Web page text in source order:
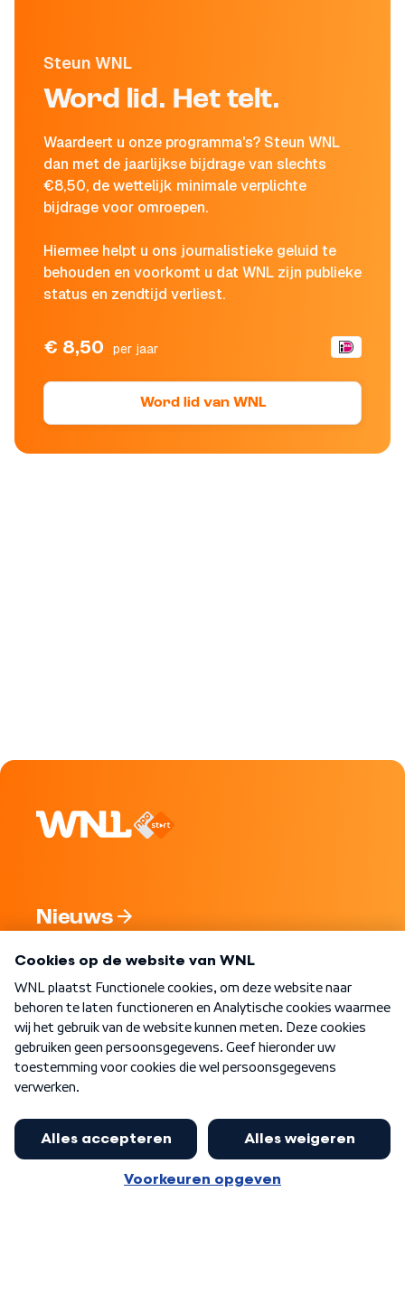
Steun WNL
Word lid. Het telt.
Waardeert u onze programma's? Steun WNL
dan met de jaarlijkse bijdrage van slechts
€8,50, de wettelijk minimale verplichte
bijdrage voor omroepen.
Hiermee helpt u ons journalistieke geluid te
behouden en voorkomt u dat WNL zijn publieke
status en zendtijd verliest.
€ 8,50 per jaar
Word lid van WNL
Nieuws
Nieuwsbrief
Word Lid